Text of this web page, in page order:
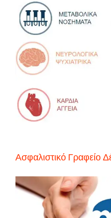
Ασφαλιστικό Γραφείο